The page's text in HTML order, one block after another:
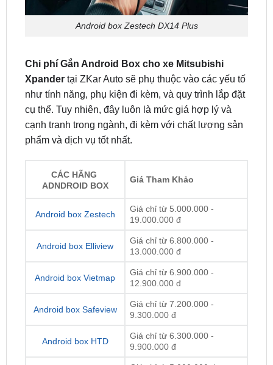
Chi phí Gắn Android Box cho xe Mitsubishi
như tính năng, phụ kiện đi kèm, và quy trình lắp đặt
cụ thể. Tuy nhiên, đây luôn là mức giá hợp lý và
cạnh tranh trong ngành, đi kèm với chất lượng sản
phẩm và dịch vụ tốt nhất.
CÁC HÃNG
Android box Zestech
Giá chỉ từ 5.000.000 -
Android box Elliview
Giá chỉ từ 6.800.000 -
13.000.000 đ
Android box Vietmap
Giá chỉ từ 6.900.000 -
12.900.000 đ
Android box Safeview
Giá chỉ từ 7.200.000 -
9.300.000 đ
Android box HTD
Giá chỉ từ 6.300.000 -
9.900.000 đ
Android box Utour
Giá chỉ từ 5.000.000 đ -
12.700.000 đ